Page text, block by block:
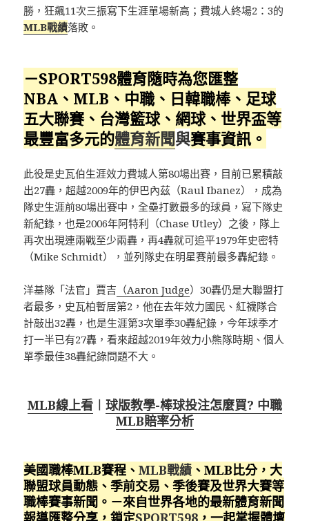
勝，狂飆11次三振寫下生涯單場新高；費城人終場2：3的
MLB戰績落敗。
－SPORT598體育隨時為您匯整
NBA、MLB、中職、日韓職棒、足球
五大聯賽、台灣籃球、網球、 世界盃等
最豐富多元的體育新聞與賽事資訊。
此役是史瓦伯生涯效力費城人第80場出賽，目前已累積敲
出27轟，超越2009年的伊巴內茲（Raul Ibanez），成為
隊史生涯前80場出賽中，全壘打數最多的球員，寫下隊史
新紀錄，也是2006年阿特利（Chase Utley）之後，隊上
再次出現連兩戰至少兩轟，再4轟就可追平1979年史密特
（Mike Schmidt），並列隊史在明星賽前最多轟紀錄。
洋基隊「法官」賈吉 （Aaron Judge）30轟仍是大聯盟打
者最多，史瓦柏暫居第2，他在去年效力國民、紅襪隊合
計敲出32轟，也是生涯第3次單季30轟紀錄，今年球季才
打一半已有27轟，看來超越2019年效力小熊隊時期、個人
單季最佳38轟紀錄問題不大。
MLB線上看︱ 球版教學-棒球投注怎麼買? 中職
MLB賠率分析
美國職棒MLB賽程、MLB戰績 、MLB比分，大
聯盟球員動態、季前交易、季後賽及世界大賽等
職棒賽事新聞。－來自世界各地的最新體育新聞
報導匯整分享，鎖定SPORT598 ，一起掌握體壇